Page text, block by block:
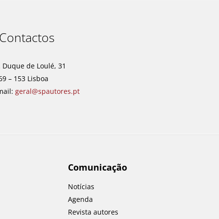
Contactos
Duque de Loulé, 31
– 153 Lisboa
geral@spautores.pt
Comunicação
Notícias
Agenda
Revista autores